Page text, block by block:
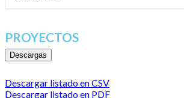
PROYECTOS
Descargas
Descargar listado en CSV
Descargar listado en PDF